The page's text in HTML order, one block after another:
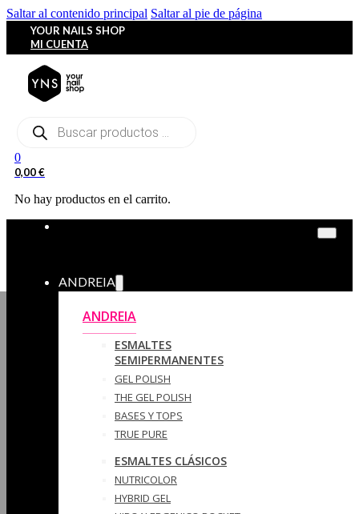
Saltar al contenido principal Saltar al pie de página
YOUR NAILS SHOP
MI CUENTA
Búsqueda
0
0,00€
No hay productos en el carrito.
ANDREIA
ANDREIA
ESMALTES
SEMIPERMANENTES
GEL POLISH
THE GEL POLISH
BASES Y‎ TOPS
TRUE PURE
ESMALTES CLÁSICOS
NUTRICOLOR
HYBRID GEL